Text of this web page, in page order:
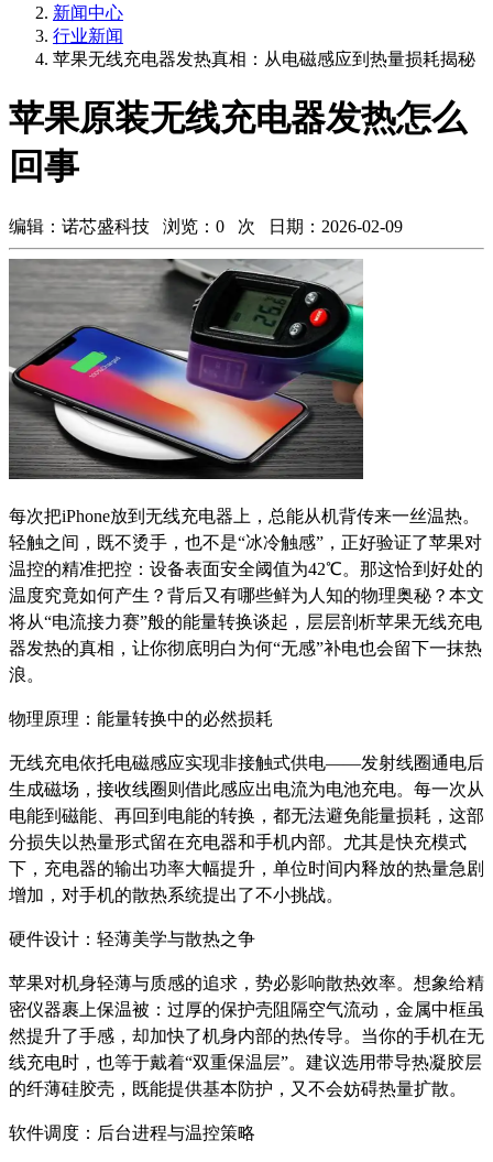
新闻中心
行业新闻
苹果无线充电器发热真相：从电磁感应到热量损耗揭秘
苹果原装无线充电器发热怎么
回事
编辑：诺芯盛科技 浏览： 0 次 日期：2026-02-09
每次把iPhone放到无线充电器上，总能从机背传来一丝温热。
轻触之间，既不烫手，也不是“冰冷触感”，正好验证了苹果对
温控的精准把控：设备表面安全阈值为42℃。那这恰到好处的
温度究竟如何产生？背后又有哪些鲜为人知的物理奥秘？本文
将从“电流接力赛”般的能量转换谈起，层层剖析苹果无线充电
器发热的真相，让你彻底明白为何“无感”补电也会留下一抹热
浪。
物理原理：能量转换中的必然损耗
无线充电依托电磁感应实现非接触式供电——发射线圈通电后
生成磁场，接收线圈则借此感应出电流为电池充电。每一次从
电能到磁能、再回到电能的转换，都无法避免能量损耗，这部
分损失以热量形式留在充电器和手机内部。尤其是快充模式
下，充电器的输出功率大幅提升，单位时间内释放的热量急剧
增加，对手机的散热系统提出了不小挑战。
硬件设计：轻薄美学与散热之争
苹果对机身轻薄与质感的追求，势必影响散热效率。想象给精
密仪器裹上保温被：过厚的保护壳阻隔空气流动，金属中框虽
然提升了手感，却加快了机身内部的热传导。当你的手机在无
线充电时，也等于戴着“双重保温层”。建议选用带导热凝胶层
的纤薄硅胶壳，既能提供基本防护，又不会妨碍热量扩散。
软件调度：后台进程与温控策略